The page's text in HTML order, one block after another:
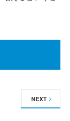
NEXT